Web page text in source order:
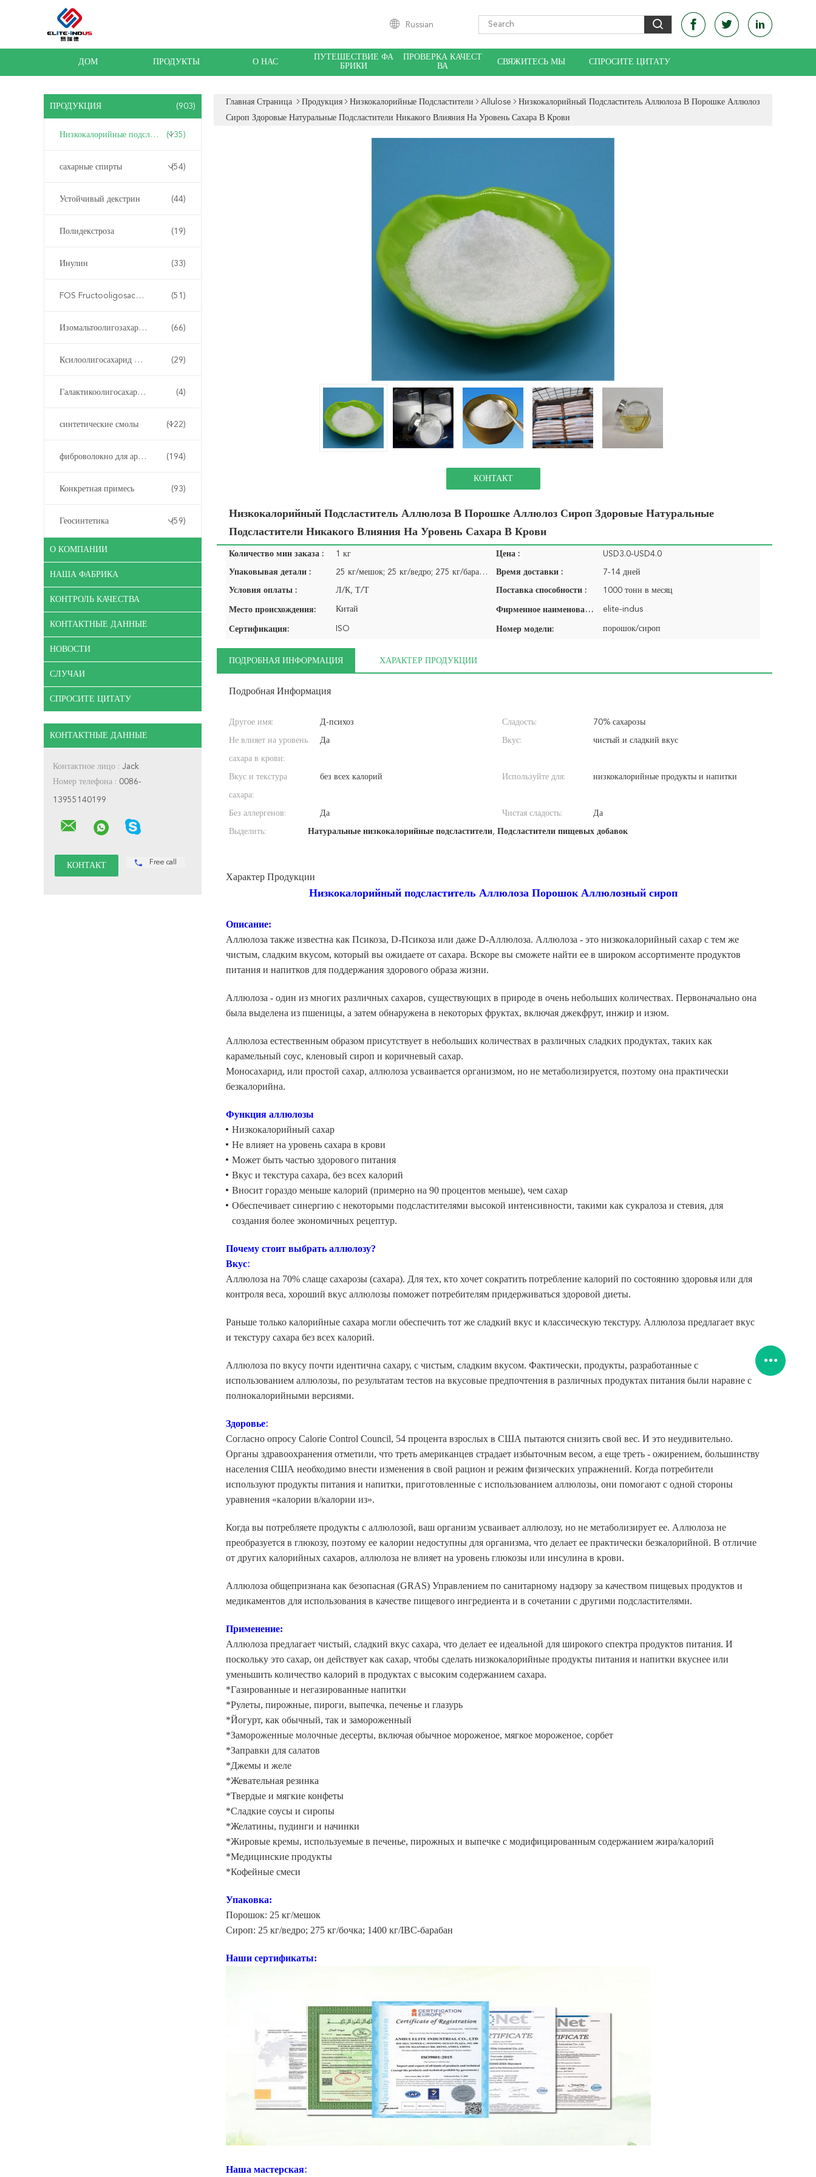
Russian
ДОМ ПРОДУКТЫ О НАС
ПУТЕШЕСТВИЕ ФА
БРИКИ
ПРОВЕРКА КАЧЕСТ
ВА
СВЯЖИТЕСЬ МЫ СПРОСИТЕ ЦИТАТУ
ПРОДУКЦИЯ (903)
Низкокалорийные подсластители (135)
сахарные спирты (54)
Устойчивый декстрин (44)
Полидекстроза (19)
Инулин (33)
FOS Fructooligosaccharide (51)
Изомальтоолигозахарид ИМО (66)
Ксилоолигосахарид XOS (29)
Галактикоолигосахарид ГОС (4)
синтетические смолы (122)
фиброволокно для армирования бетона (194)
Конкретная примесь (93)
Геосинтетика (59)
О КОМПАНИИ
НАША ФАБРИКА
КОНТРОЛЬ КАЧЕСТВА
КОНТАКТНЫЕ ДАННЫЕ
НОВОСТИ
СЛУЧАИ
СПРОСИТЕ ЦИТАТУ
КОНТАКТНЫЕ ДАННЫЕ
Контактное лицо : Jack
Номер телефона : 0086-
13955140199
Free call
Главная Страница Продукция Низкокалорийные Подсластители Allulose
Низкокалорийный Подсластитель Аллюлоза В Порошке Аллюлоз
Сироп Здоровые Натуральные Подсластители Никакого Влияния На Уровень Сахара В Крови
КОНТАКТ
Низкокалорийный Подсластитель Аллюлоза В Порошке Аллюлоз Сироп Здоровые Натуральные
Подсластители Никакого Влияния На Уровень Сахара В Крови
Количество мин заказа : 1 кг Цена : USD3.0-USD4.0
Упаковывая детали : 25 кг/мешок; 25 кг/ведро; 275 кг/барабан; Барабан 1400 кг/IBC Время доставки : 7-14 дней
Условия оплаты : Л/К, Т/Т Поставка способности : 1000 тонн в месяц
Место происхождения: Китай Фирменное наименование: elite-indus
Сертификация: ISO Номер модели: порошок/сироп
ПОДРОБНАЯ ИНФОРМАЦИЯ ХАРАКТЕР ПРОДУКЦИИ
Подробная Информация
Другое имя: Д-психоз Сладость: 70% сахарозы
Не влияет на уровень
сахара в крови:
Да Вкус: чистый и сладкий вкус
Вкус и текстура
сахара:
без всех калорий Используйте для: низкокалорийные продукты и напитки
Без аллергенов: Да Чистая сладость: Да
Выделить: Натуральные низкокалорийные подсластители, Подсластители пищевых добавок
Характер Продукции
Низкокалорийный подсластитель Аллюлоза Порошок Аллюлозный сироп
Описание:
Аллюлоза также известна как Псикоза, D-Псикоза или даже D-Аллюлоза. Аллюлоза - это низкокалорийный сахар с тем же
чистым, сладким вкусом, который вы ожидаете от сахара. Вскоре вы сможете найти ее в широком ассортименте продуктов
питания и напитков для поддержания здорового образа жизни.
Аллюлоза - один из многих различных сахаров, существующих в природе в очень небольших количествах. Первоначально она
была выделена из пшеницы, а затем обнаружена в некоторых фруктах, включая джекфрут, инжир и изюм.
Аллюлоза естественным образом присутствует в небольших количествах в различных сладких продуктах, таких как
карамельный соус, кленовый сироп и коричневый сахар.
Моносахарид, или простой сахар, аллюлоза усваивается организмом, но не метаболизируется, поэтому она практически
безкалорийна.
Функция аллюлозы
Низкокалорийный сахар
Не влияет на уровень сахара в крови
Может быть частью здорового питания
Вкус и текстура сахара, без всех калорий
Вносит гораздо меньше калорий (примерно на 90 процентов меньше), чем сахар
Обеспечивает синергию с некоторыми подсластителями высокой интенсивности, такими как сукралоза и стевия, для
создания более экономичных рецептур.
Почему стоит выбрать аллюлозу?
Вкус:
Аллюлоза на 70% слаще сахарозы (сахара). Для тех, кто хочет сократить потребление калорий по состоянию здоровья или для
контроля веса, хороший вкус аллюлозы поможет потребителям придерживаться здоровой диеты.
Раньше только калорийные сахара могли обеспечить тот же сладкий вкус и классическую текстуру. Аллюлоза предлагает вкус
и текстуру сахара без всех калорий.
Аллюлоза по вкусу почти идентична сахару, с чистым, сладким вкусом. Фактически, продукты, разработанные с
использованием аллюлозы, по результатам тестов на вкусовые предпочтения в различных продуктах питания были наравне с
полнокалорийными версиями.
Здоровье:
Согласно опросу Calorie Control Council, 54 процента взрослых в США пытаются снизить свой вес. И это неудивительно.
Органы здравоохранения отметили, что треть американцев страдает избыточным весом, а еще треть - ожирением, большинству
населения США необходимо внести изменения в свой рацион и режим физических упражнений. Когда потребители
используют продукты питания и напитки, приготовленные с использованием аллюлозы, они помогают с одной стороны
уравнения «калории в/калории из».
Когда вы потребляете продукты с аллюлозой, ваш организм усваивает аллюлозу, но не метаболизирует ее. Аллюлоза не
преобразуется в глюкозу, поэтому ее калории недоступны для организма, что делает ее практически безкалорийной. В отличие
от других калорийных сахаров, аллюлоза не влияет на уровень глюкозы или инсулина в крови.
Аллюлоза общепризнана как безопасная (GRAS) Управлением по санитарному надзору за качеством пищевых продуктов и
медикаментов для использования в качестве пищевого ингредиента и в сочетании с другими подсластителями.
Применение:
Аллюлоза предлагает чистый, сладкий вкус сахара, что делает ее идеальной для широкого спектра продуктов питания. И
поскольку это сахар, он действует как сахар, чтобы сделать низкокалорийные продукты питания и напитки вкуснее или
уменьшить количество калорий в продуктах с высоким содержанием сахара.
*Газированные и негазированные напитки
*Рулеты, пирожные, пироги, выпечка, печенье и глазурь
*Йогурт, как обычный, так и замороженный
*Замороженные молочные десерты, включая обычное мороженое, мягкое мороженое, сорбет
*Заправки для салатов
*Джемы и желе
*Жевательная резинка
*Твердые и мягкие конфеты
*Сладкие соусы и сиропы
*Желатины, пудинги и начинки
*Жировые кремы, используемые в печенье, пирожных и выпечке с модифицированным содержанием жира/калорий
*Медицинские продукты
*Кофейные смеси
Упаковка:
Порошок: 25 кг/мешок
Сироп: 25 кг/ведро; 275 кг/бочка; 1400 кг/IBC-барабан
Наши сертификаты:
Наша мастерская: